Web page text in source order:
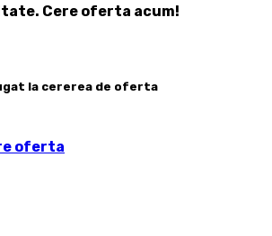
Cere oferta acum!
la cererea de oferta
oferta